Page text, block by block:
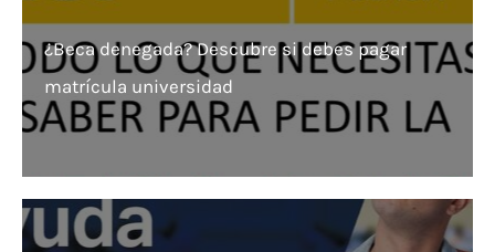
¿Beca denegada? Descubre si debes pagar
matrícula universidad